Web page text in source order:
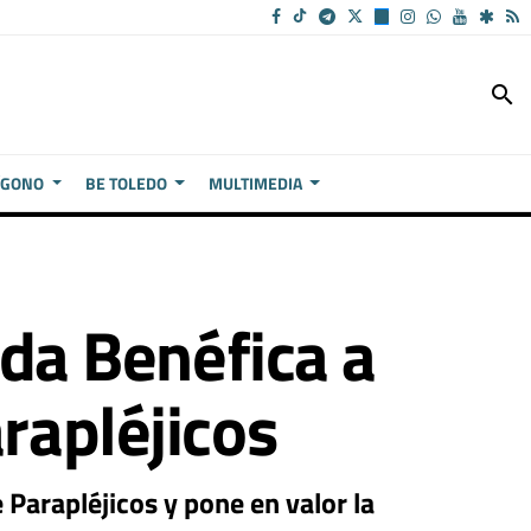
search
BE TOLEDO MULTIMEDIA
Benéfica a
y pone en valor la